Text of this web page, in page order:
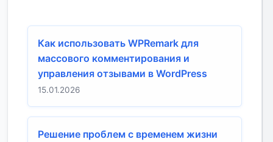
Как использовать WPRemark для
массового комментирования и
управления отзывами в WordPress
15.01.2026
Решение проблем с временем жизни